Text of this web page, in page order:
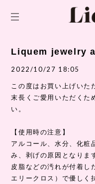
Liquem jewelry
2022/10/27 18:05
この度はお買い上げいた
末長くご愛用いただくた
い。
【使用時の注意】
アルコール、水分、化粧
み、剥げの原因となりま
皮脂などの汚れが付着し
エリークロス）で優しく